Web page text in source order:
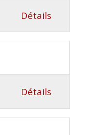
Détails
Détails